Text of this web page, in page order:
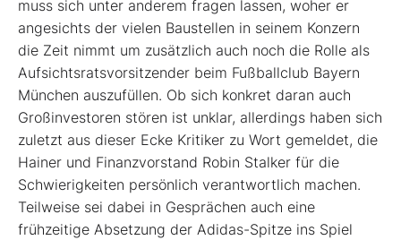
muss sich unter anderem fragen lassen, woher er
angesichts der vielen Baustellen in seinem Konzern
die Zeit nimmt um zusätzlich auch noch die Rolle als
Aufsichtsratsvorsitzender beim Fußballclub Bayern
München auszufüllen. Ob sich konkret daran auch
Großinvestoren stören ist unklar, allerdings haben sich
zuletzt aus dieser Ecke Kritiker zu Wort gemeldet, die
Hainer und Finanzvorstand Robin Stalker für die
Schwierigkeiten persönlich verantwortlich machen.
Teilweise sei dabei in Gesprächen auch eine
frühzeitige Absetzung der Adidas-Spitze ins Spiel